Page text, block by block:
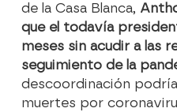
de la Casa Blanca,
que el todavía
meses sin acudir a las
seguimiento de la
descoordinación
muertes por